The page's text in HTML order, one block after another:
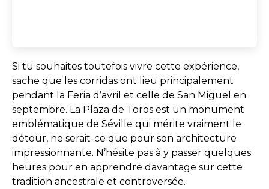
Si tu souhaites toutefois vivre cette expérience,
sache que les corridas ont lieu principalement
pendant la Feria d’avril et celle de San Miguel en
septembre. La Plaza de Toros est un monument
emblématique de Séville qui mérite vraiment le
détour, ne serait-ce que pour son architecture
impressionnante. N’hésite pas à y passer quelques
heures pour en apprendre davantage sur cette
tradition ancestrale et controversée.